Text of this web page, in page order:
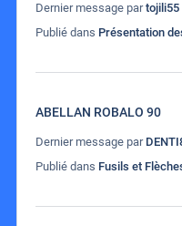
Dernier message partojili55
Publié dans Présentation
ABELLAN ROBALO 90
Dernier message par
Publié dans Fusils et